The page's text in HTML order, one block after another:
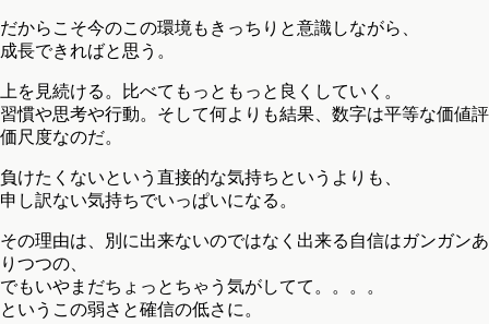
だからこそ今のこの環境もきっちりと意識しながら、
成長できればと思う。
上を見続ける。比べてもっともっと良くしていく。
習慣や思考や行動。そして何よりも結果、数字は平等な価値評
価尺度なのだ。
負けたくないという直接的な気持ちというよりも、
申し訳ない気持ちでいっぱいになる。
その理由は、別に出来ないのではなく出来る自信はガンガンあ
りつつの、
でもいやまだちょっとちゃう気がしてて。。。。
というこの弱さと確信の低さに。